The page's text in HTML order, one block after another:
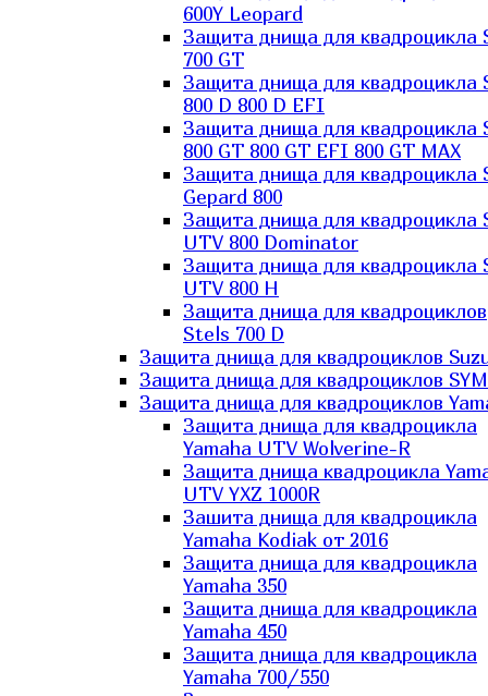
600Y Leopard
Защита днища для квадроцикла
700 GT
Защита днища для квадроцикла
800 D 800 D EFI
Защита днища для квадроцикла
800 GT 800 GT EFI 800 GT MAX
Защита днища для квадроцикла
Gepard 800
Защита днища для квадроцикла
UTV 800 Dominator
Защита днища для квадроцикла
UTV 800 H
Защита днища для квадроциклов
Stels 700 D
Защита днища для квадроциклов
Защита днища для квадроциклов SYM
Защита днища для квадроциклов
Защита днища для квадроцикла
Yamaha UTV Wolverine-R
Защита днища квадроцикла
UTV YXZ 1000R
Зашита днища для квадроцикла
Yamaha Kodiak от 2016
Защита днища для квадроцикла
Yamaha 350
Защита днища для квадроцикла
Yamaha 450
Защита днища для квадроцикла
Yamaha 700/550